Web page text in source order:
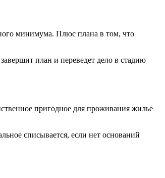
минимума. Плюс плана в том, что
план и переведет дело в стадию
пригодное для проживания жилье
списывается, если нет оснований